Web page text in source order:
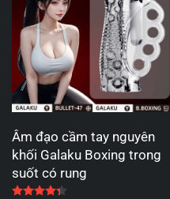
Âm đạo cầm tay nguyên
khối Galaku Boxing trong
suốt có rung